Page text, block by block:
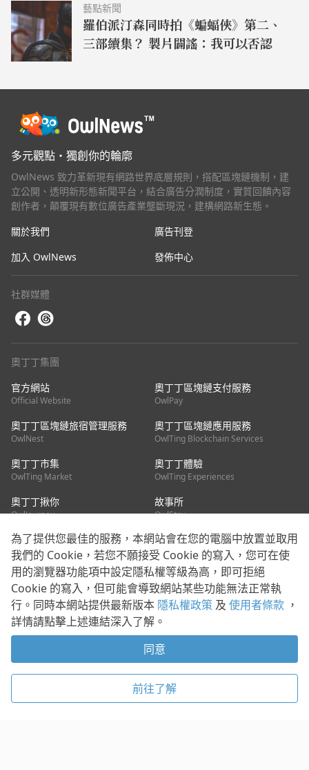
藝點新聞
羅伯派汀森同時拍《蝙蝠俠》第二、
三部續集？ 製片闢謠：我可以否認
多元觀點・獨創你的輪廓
OwlNews 致力革新現有網路世界底層規則，搭配區塊鏈機制，建
立公開、透明新形態新聞平台，結合廣告分潤制度，實質回饋內容
創作者，顛覆現有數位廣告產業壟斷現況，建構網路新生態。
關於我們
廣告刊登
加入 OwlNews
發佈中心
社群媒體
奧丁丁集團
官方網站
Official Website
奧丁丁區塊鏈支付服務
OwlPay
奧丁丁區塊鏈旅宿管理服務
OwlNest
奧丁丁區塊鏈應用服務
OwlTing Blockchain Services
奧丁丁市集
OwlTing Market
奧丁丁體驗
OwlTing Experiences
奧丁丁揪你
OwlJourney
故事所
OwlStay
聯絡我們
客服信箱：mediapartner@owlting.com
服務信箱 / 廣告洽詢：info_owlnews@owlting.com
媒體合作 / 新聞稿提供：mediapartner@owlting.com
本平台之內容符合第三方智慧財產權規範，若有疑慮歡迎來信告
使用者條款 隱私權政策 Cookie 政策
為了提供您最佳的服務，本網站會在您的電腦中放置並取用
我們的 Cookie，若您不願接受 Cookie 的寫入，您可在使
用的瀏覽器功能項中設定隱私權等級為高，即可拒絕
Cookie 的寫入，但可能會導致網站某些功能無法正常執
行。同時本網站提供最新版本 隱私權政策 及 使用者條款 ，
詳情請點擊上述連結深入了解。
同意
前往了解